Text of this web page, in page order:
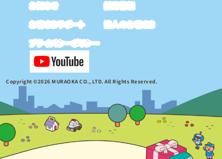
お知らせ
お客さまサポート
プライバシーポリシー
法人のお客さま
Copyright ©2026 MURAOKA CO., LTD. All Rights Reserved.